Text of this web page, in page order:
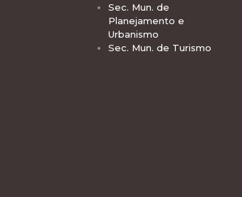
Sec. Mun. de
Planejamento e
Urbanismo
Sec. Mun. de Turismo